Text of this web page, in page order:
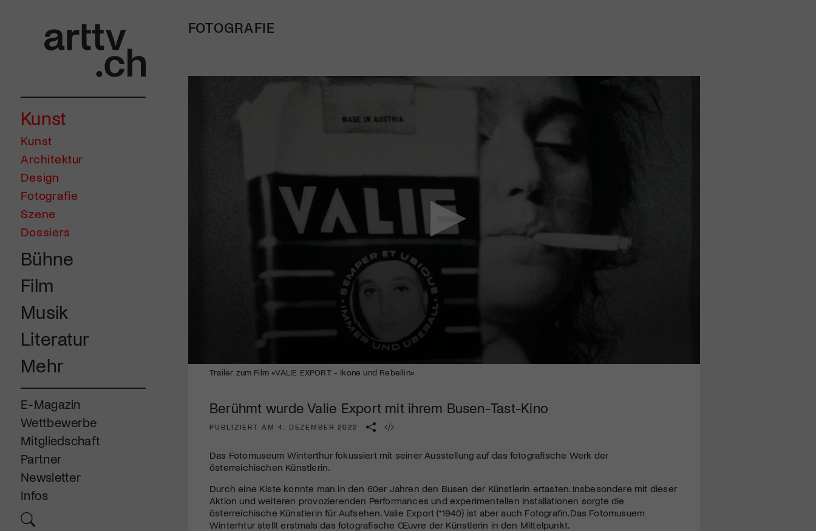
Kunst
Kunst
Architektur
Design
Fotografie
Szene
Dossiers
Bühne
Film
Musik
Literatur
Mehr
E-Magazin
Wettbewerbe
Mitgliedschaft
Partner
Newsletter
Infos
FOTOGRAFIE
seconds
minutes,
secondsVolume
Trailer zum Film «VALIE EXPORT - Ikone und Rebellin»
Berühmt wurde Valie Export mit ihrem Busen-Tast-Kino
PUBLIZIERT AM 4. DEZEMBER 2022
Das Fotomuseum Winterthur fokussiert mit seiner Ausstellung auf das fotografische Werk der
österreichischen Künstlerin.
Durch eine Kiste konnte man in den 60er Jahren den Busen der Künstlerin ertasten. Insbesondere mit dieser
Aktion und weiteren provozierenden Performances und experimentellen Installationen sorgte die
österreichische Künstlerin für Aufsehen. Valie Export (*1940) ist aber auch Fotografin.Das Fotomusuem
Winterhtur stellt erstmals das fotografische Œuvre der Künstlerin in den Mittelpunkt.
Mach mit: «Be Part of the Art»!
Engagiere dich als Kulturliebhaber:in, Kulturschaffende(r) oder
Kulturinstitution und unterstütze unsere Arbeit.
Mit deiner Mitgliedschaft erhältst du kostenlosen Zugang zu
diversen Kulturevents.
Jetzt Mitglied werden